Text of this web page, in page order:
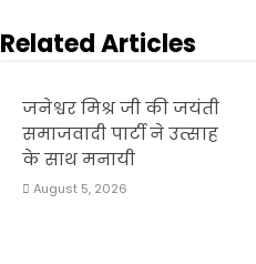
Related Articles
जनेश्वर मिश्र जी की जयंती
समाजवादी पार्टी ने उत्साह
के साथ मनायी
August 5, 2026